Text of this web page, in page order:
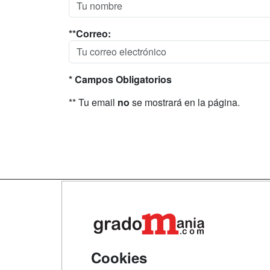
**Correo:
* Campos Obligatorios
** Tu email no se mostrará en la página.
Cookies